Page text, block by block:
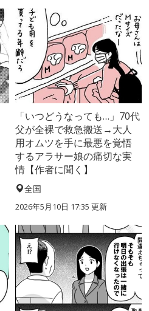
「いつどうなっても…」70代
父が全裸で救急搬送→大人
用オムツを手に最悪を覚悟
するアラサー娘の痛切な実
情【作者に聞く】
全国
2026年5月10日 17:35 更新